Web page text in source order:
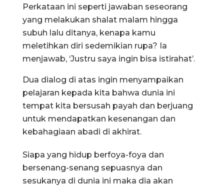
Perkataan ini seperti jawaban seseorang
yang melakukan shalat malam hingga
subuh lalu ditanya, kenapa kamu
meletihkan diri sedemikian rupa? Ia
menjawab, ‘Justru saya ingin bisa istirahat’.
Dua dialog di atas ingin menyampaikan
pelajaran kepada kita bahwa dunia ini
tempat kita bersusah payah dan berjuang
untuk mendapatkan kesenangan dan
kebahagiaan abadi di akhirat.
Siapa yang hidup berfoya-foya dan
bersenang-senang sepuasnya dan
sesukanya di dunia ini maka dia akan